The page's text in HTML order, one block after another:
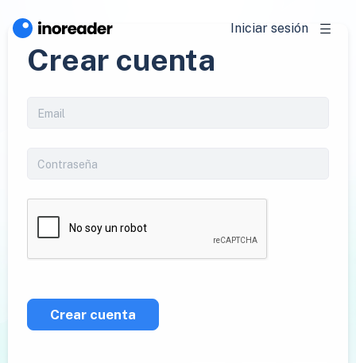
Iniciar sesión
Crear cuenta
Crear cuenta